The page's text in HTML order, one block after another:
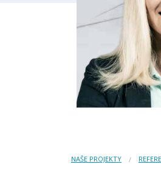
NAŠE PROJEKTY